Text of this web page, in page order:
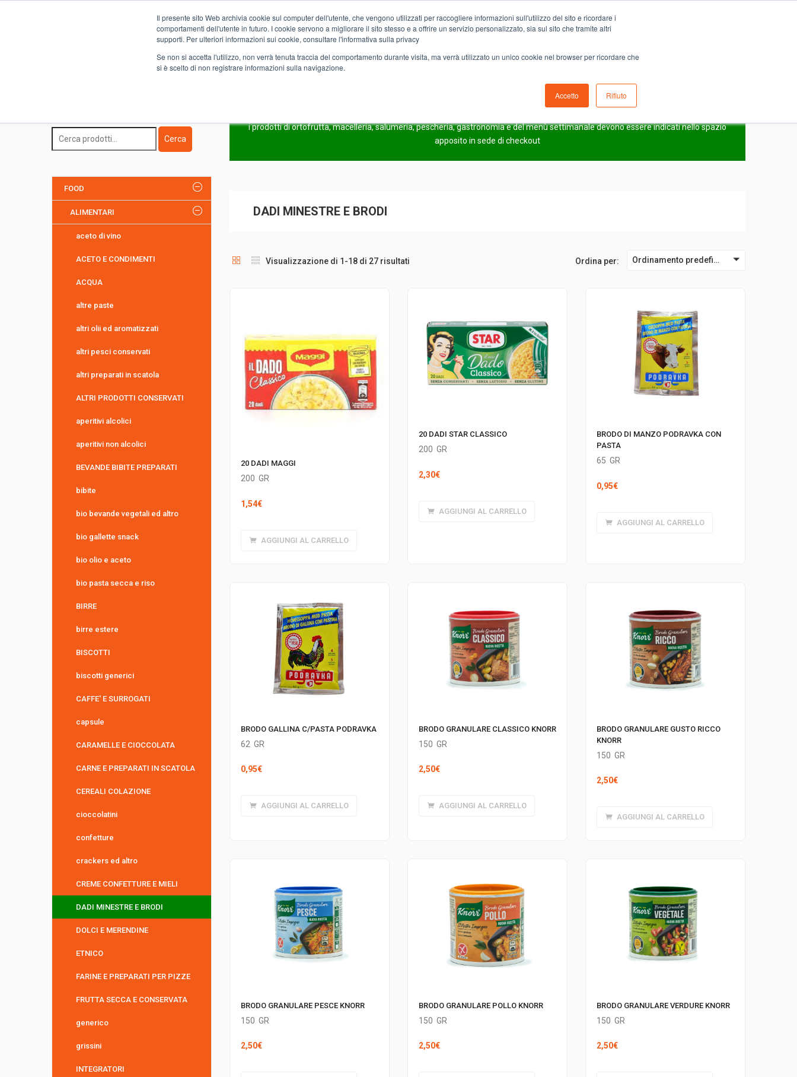
Il presente sito Web archivia cookie sul computer dell'utente, che vengono utilizzati per raccogliere informazioni sull'utilizzo del sito e ricordare i
comportamenti dell'utente in futuro. I cookie servono a migliorare il sito stesso e a offrire un servizio personalizzato, sia sul sito che tramite altri
supporti. Per ulteriori informazioni sui cookie, consultare l'informativa sulla privacy
Se non si accetta l'utilizzo, non verrà tenuta traccia del comportamento durante visita, ma verrà utilizzato un unico cookie nel browser per ricordare che
si è scelto di non registrare informazioni sulla navigazione.
Accetto Rifiuto
Novità Chi siamo Servizi Spesa online Carta Club A&O Volantino Serve aiuto?
ALIMENTARI DADI MINESTRE E BRODI
i prodotti di ortofrutta, macelleria, salumeria, pescheria, gastronomia e del menù settimanale devono essere indicati nello spazio
apposito in sede di checkout
DADI MINESTRE E BRODI
Visualizzazione di 1-18 di 27 risultati Ordina per: Ordinamento predefinito
20 DADI MAGGI
200 GR
1,54€
AGGIUNGI AL CARRELLO
20 DADI STAR CLASSICO
200 GR
2,30€
AGGIUNGI AL CARRELLO
BRODO DI MANZO PODRAVKA CON
PASTA
65 GR
0,95€
AGGIUNGI AL CARRELLO
BRODO GALLINA C/PASTA PODRAVKA
62 GR
0,95€
AGGIUNGI AL CARRELLO
BRODO GRANULARE CLASSICO KNORR
150 GR
2,50€
AGGIUNGI AL CARRELLO
BRODO GRANULARE GUSTO RICCO
KNORR
150 GR
2,50€
AGGIUNGI AL CARRELLO
BRODO GRANULARE PESCE KNORR
150 GR
2,50€
BRODO GRANULARE POLLO KNORR
150 GR
2,50€
BRODO GRANULARE VERDURE KNORR
150 GR
2,50€
Cerca
FOOD
ALIMENTARI
aceto di vino
ACETO E CONDIMENTI
ACQUA
altre paste
altri olii ed aromatizzati
altri pesci conservati
altri preparati in scatola
ALTRI PRODOTTI CONSERVATI
aperitivi alcolici
aperitivi non alcolici
BEVANDE BIBITE PREPARATI
bibite
bio bevande vegetali ed altro
bio gallette snack
bio olio e aceto
bio pasta secca e riso
BIRRE
birre estere
BISCOTTI
biscotti generici
CAFFE' E SURROGATI
capsule
CARAMELLE E CIOCCOLATA
CARNE E PREPARATI IN SCATOLA
CEREALI COLAZIONE
cioccolatini
confetture
crackers ed altro
CREME CONFETTURE E MIELI
DADI MINESTRE E BRODI
DOLCI E MERENDINE
ETNICO
FARINE E PREPARATI PER PIZZE
FRUTTA SECCA E CONSERVATA
generico
grissini
INTEGRATORI